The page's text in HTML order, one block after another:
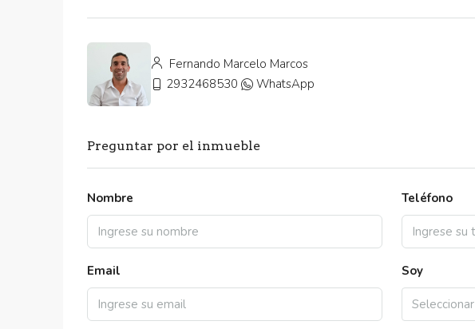
Fernando Marcelo Marcos
2932468530
WhatsApp
Preguntar por el inmueble
Nombre Teléfono
Email Soy
Seleccionar